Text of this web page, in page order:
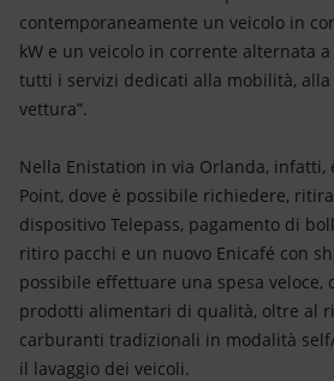
contemporaneamente un veicolo in
kW e un veicolo in corrente alternata
tutti i servizi dedicati alla mobilità, alla
vettura”.
Nella Enistation in via Orlanda, infatti,
Point, dove è possibile richiedere,
dispositivo Telepass, pagamento di
ritiro pacchi e un nuovo Enicafé con
possibile effettuare una spesa veloce,
prodotti alimentari di qualità, oltre al
carburanti tradizionali in modalità
il lavaggio dei veicoli.